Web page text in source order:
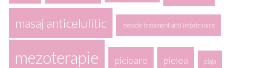
masaj anticelulitic metode tratament anti imbatranire
mezoterapie picioare pielea plaja